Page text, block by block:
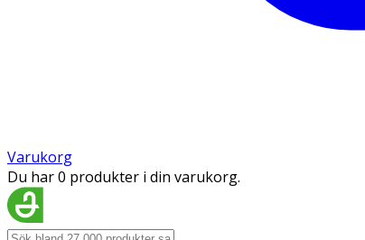
Varukorg
Du har 0 produkter i din varukorg.